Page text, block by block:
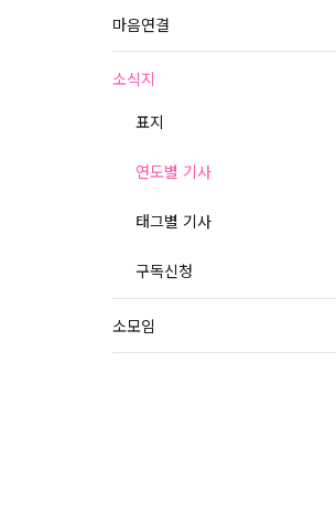
마음연결
소식지
표지
연도별 기사
태그별 기사
구독신청
소모임